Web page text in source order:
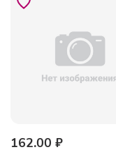
162.00 ₽